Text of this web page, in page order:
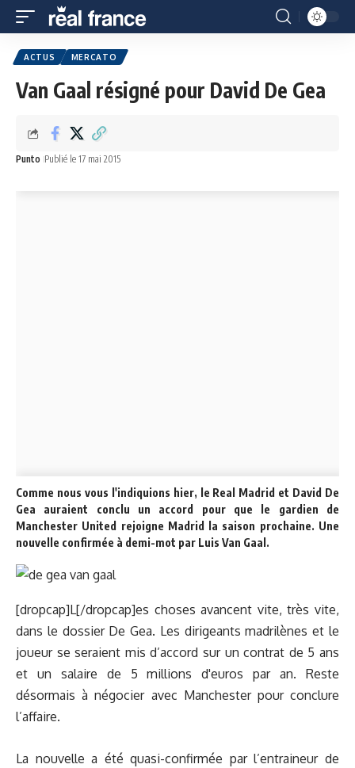
ACTUS MERCATO
Van Gaal résigné pour David De Gea
Punto Publié le 17 mai 2015
Comme nous vous l'indiquions hier, le Real Madrid et David De
Gea auraient conclu un accord pour que le gardien de
Manchester United rejoigne Madrid la saison prochaine. Une
nouvelle confirmée à demi-mot par Luis Van Gaal.
[dropcap]L[/dropcap]es choses avancent vite, très vite,
dans le dossier De Gea. Les dirigeants madrilènes et le
joueur se seraient mis d’accord sur un contrat de 5 ans
et un salaire de 5 millions d'euros par an. Reste
désormais à négocier avec Manchester pour conclure
l’affaire.
La nouvelle a été quasi-confirmée par l’entraineur de